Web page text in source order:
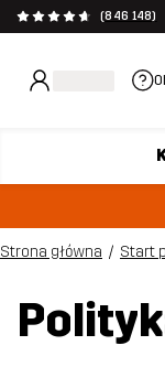
(846 148)
Strona główna Start